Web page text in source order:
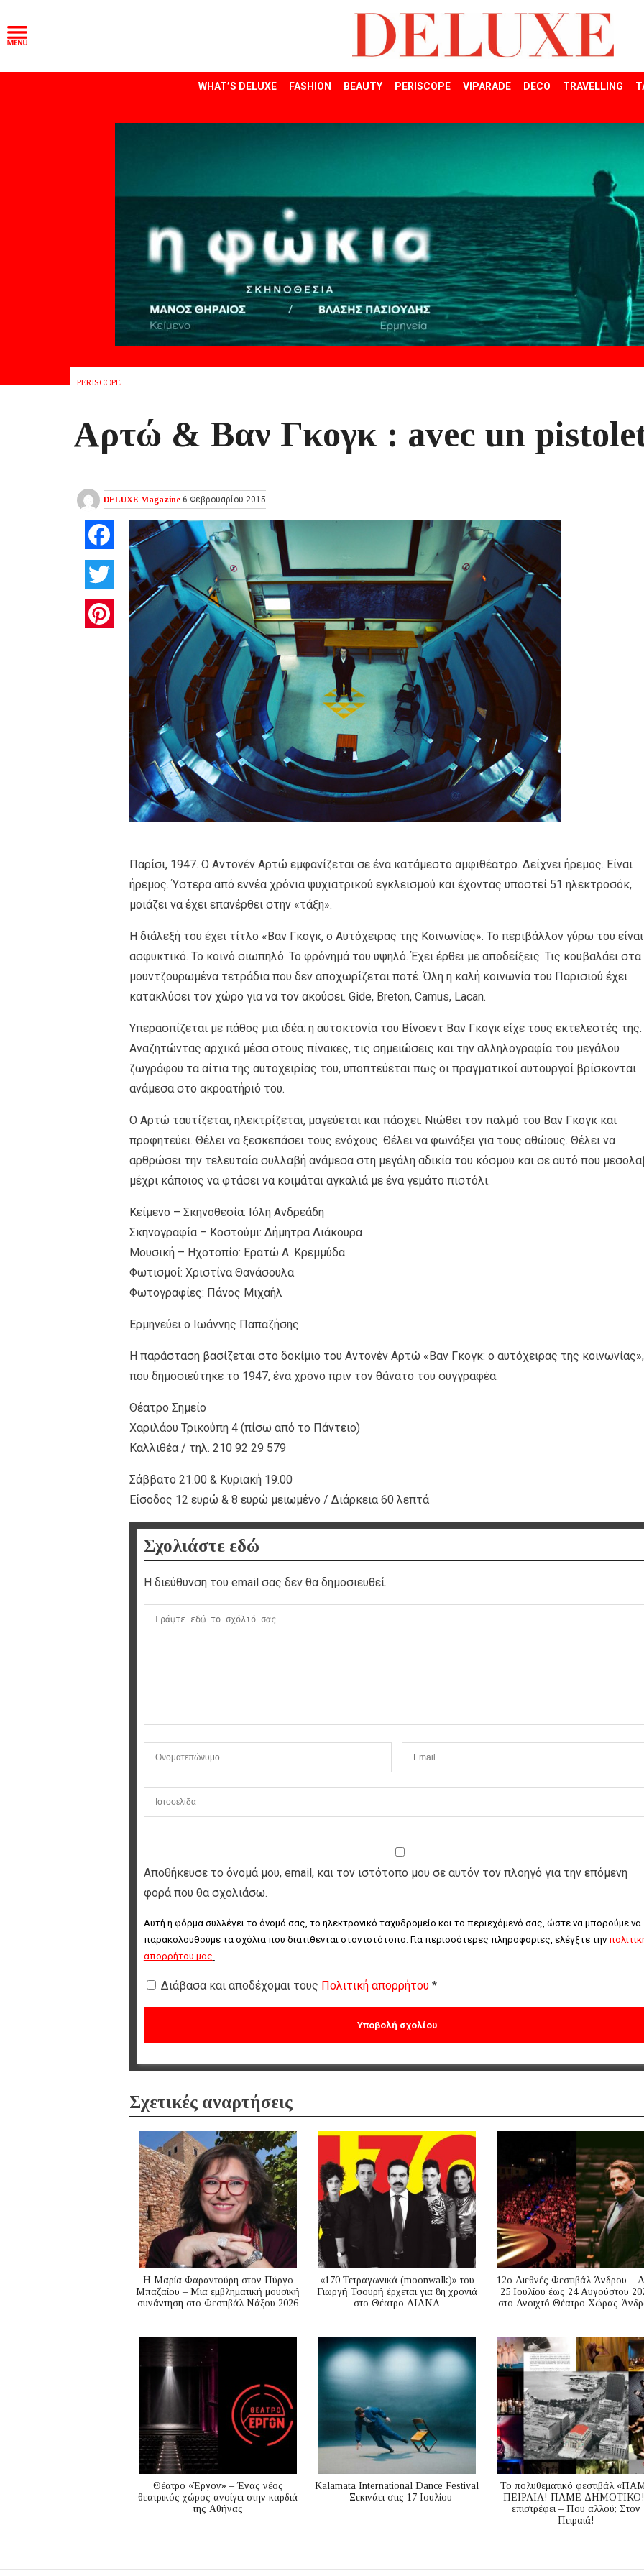
WHAT’S DELUXE FASHION BEAUTY PERISCOPE VIPARADE DECO TRAVELLING
PERISCOPE
Αρτώ & Βαν Γκογκ : avec un
DELUXE Magazine 6 Φεβρουαρίου 2015
Facebook
Twitter
Pinterest
Παρίσι, 1947. O Αντονέν Αρτώ εμφανίζεται σε ένα κατάμεστο αμφιθέατρο. Δείχνει ήρεμος. Είναι
ήρεμος. Ύστερα από εννέα χρόνια ψυχιατρικού εγκλεισμού και έχοντας υποστεί 51 ηλεκτροσόκ,
μοιάζει να έχει επανέρθει στην «τάξη».
Η διάλεξή του έχει τίτλο «Βαν Γκογκ, ο Αυτόχειρας της Κοινωνίας». Το περιβάλλον γύρω του είναι
ασφυκτικό. Το κοινό σιωπηλό. Το φρόνημά του υψηλό. Έχει έρθει με αποδείξεις. Τις κουβαλάει
μουντζουρωμένα τετράδια που δεν αποχωρίζεται ποτέ. Όλη η καλή κοινωνία του Παρισιού έχει
κατακλύσει τον χώρο για να τον ακούσει. Gide, Breton, Camus, Lacan.
Υπερασπίζεται με πάθος μια ιδέα: η αυτοκτονία του Βίνσεντ Βαν Γκογκ είχε τους εκτελεστές της.
Αναζητώντας αρχικά μέσα στους πίνακες, τις σημειώσεις και την αλληλογραφία του μεγάλου
ζωγράφου τα αίτια της αυτοχειρίας του, υποπτεύεται πως οι πραγματικοί αυτουργοί βρίσκονται
ανάμεσα στο ακροατήριό του.
Ο Αρτώ ταυτίζεται, ηλεκτρίζεται, μαγεύεται και πάσχει. Νιώθει τον παλμό του Βαν Γκογκ και
προφητεύει. Θέλει να ξεσκεπάσει τους ενόχους. Θέλει να φωνάξει για τους αθώους. Θέλει να
αρθρώσει την τελευταία συλλαβή ανάμεσα στη μεγάλη αδικία του κόσμου και σε αυτό που
μέχρι κάποιος να φτάσει να κοιμάται αγκαλιά με ένα γεμάτο πιστόλι.
Κείμενο – Σκηνοθεσία: Ιόλη Ανδρεάδη
Σκηνογραφία – Κοστούμι: Δήμητρα Λιάκουρα
Μουσική – Ηχοτοπίο: Ερατώ Α. Κρεμμύδα
Φωτισμοί: Χριστίνα Θανάσουλα
Φωτογραφίες: Πάνος Μιχαήλ
Ερμηνεύει ο Ιωάννης Παπαζήσης
Η παράσταση βασίζεται στο δοκίμιο του Αντονέν Αρτώ «Βαν Γκογκ: ο αυτόχειρας της κοινωνίας»,
που δημοσιεύτηκε το 1947, ένα χρόνο πριν τον θάνατο του συγγραφέα.
Θέατρο Σημείο
Χαριλάου Τρικούπη 4 (πίσω από το Πάντειο)
Καλλιθέα / τηλ. 210 92 29 579
Σάββατο 21.00 & Κυριακή 19.00
Είσοδος 12 ευρώ & 8 ευρώ μειωμένο / Διάρκεια 60 λεπτά
Σχολιάστε εδώ
Η διεύθυνση του email σας δεν θα δημοσιευθεί.
Αποθήκευσε το όνομά μου, email, και τον ιστότοπο μου σε αυτόν τον πλοηγό για την επόμενη
φορά που θα σχολιάσω.
Αυτή η φόρμα συλλέγει το όνομά σας, το ηλεκτρονικό ταχυδρομείο και το περιεχόμενό σας, ώστε να μπορούμε να
παρακολουθούμε τα σχόλια που διατίθενται στον ιστότοπο. Για περισσότερες πληροφορίες, ελέγξτε την
απορρήτου μας.
Διάβασα και αποδέχομαι τους Πολιτική απορρήτου *
Σχετικές αναρτήσεις
Η Μαρία Φαραντούρη στον Πύργο
Μπαζαίου – Μια εμβληματική μουσική
συνάντηση στο Φεστιβάλ Νάξου 2026
«170 Τετραγωνικά (moonwalk)» του
Γιωργή Τσουρή έρχεται για 8η χρονιά
στο Θέατρο ΔΙΑΝΑ
12ο Διεθνές Φεστιβάλ Άνδρου –
25 Ιουλίου έως 24 Αυγούστου
στο Ανοιχτό Θέατρο Χώρας
Θέατρο «Έργον» – Ένας νέος
θεατρικός χώρος ανοίγει στην καρδιά
της Αθήνας
Kalamata International Dance Festival
– Ξεκινάει στις 17 Ιουλίου
Το πολυθεματικό φεστιβάλ
ΠΕΙΡΑΙΑ! ΠΑΜΕ
επιστρέφει – Που αλλού; Στον
Πειραιά!